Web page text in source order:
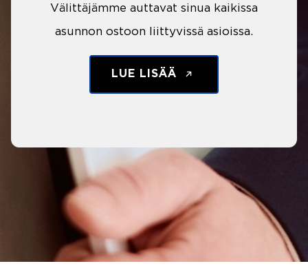
Välittäjämme auttavat sinua kaikissa
asunnon ostoon liittyvissä asioissa.
LUE LISÄÄ